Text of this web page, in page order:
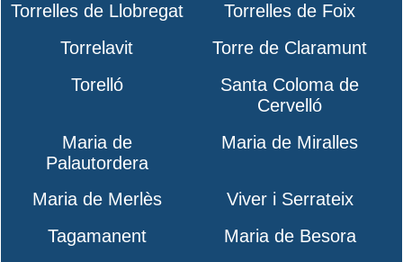
Torrelles de Llobregat
Torrelles de Foix
Torrelavit
Torre de Claramunt
Torelló
Santa Coloma de
Cervelló
Maria de
Palautordera
Maria de Miralles
Maria de Merlès
Viver i Serrateix
Tagamanent
Maria de Besora